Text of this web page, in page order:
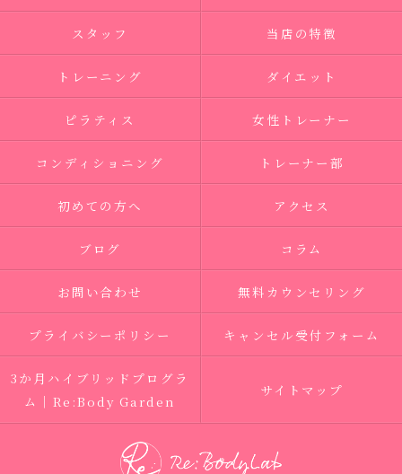
スタッフ 当店の特徴
トレーニング ダイエット
ピラティス 女性トレーナー
コンディショニング トレーナー部
初めての方へ アクセス
ブログ コラム
お問い合わせ 無料カウンセリング
プライバシーポリシー キャンセル受付フォーム
3か月ハイブリッドプログラ
ム｜Re:Body Garden
サイトマップ